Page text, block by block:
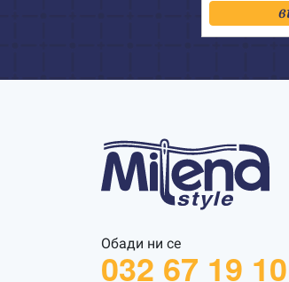
Обади ни се
032 67 19 10